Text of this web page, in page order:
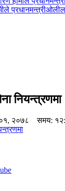
नियन्त्रणमा
२०७८ समय: